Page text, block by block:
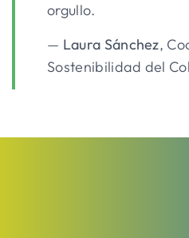
orgullo.
— Laura Sánchez,
Sostenibilidad del